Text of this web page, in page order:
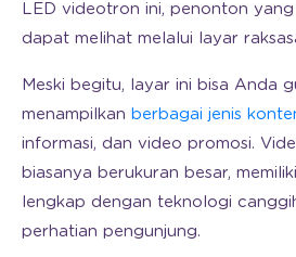
LED videotron ini, penonton
dapat melihat melalui layar
Meski begitu, layar ini bisa Anda
menampilkan berbagai jenis
informasi, dan video promosi.
biasanya berukuran besar,
lengkap dengan teknologi
perhatian pengunjung.